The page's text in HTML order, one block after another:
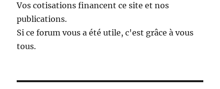
Vos cotisations financent ce site et nos
publications.
Si ce forum vous a été utile, c'est grâce à vous
tous.